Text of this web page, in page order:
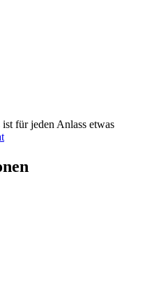
für jeden Anlass etwas